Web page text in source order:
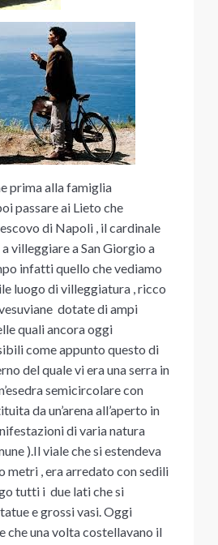
prima alla famiglia
passare ai Lieto che
di Napoli , il cardinale
villeggiare a San Giorgio a
infatti quello che vediamo
luogo di villeggiatura , ricco
dotate di ampi
quali ancora oggi
come appunto questo di
del quale vi era una serra in
semicircolare con
da un’arena all’aperto in
di varia natura
).Il viale che si estendeva
metri , era arredato con sedili
tutti i due lati che si
e grossi vasi. Oggi
che una volta costellavano il